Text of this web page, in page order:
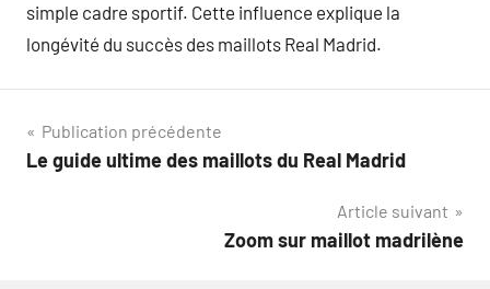
simple cadre sportif. Cette influence explique la
longévité du succès des maillots Real Madrid.
Navigation
de
Publication précédente
Le guide ultime des maillots du Real Madrid
Article suivant
Zoom sur maillot madrilène